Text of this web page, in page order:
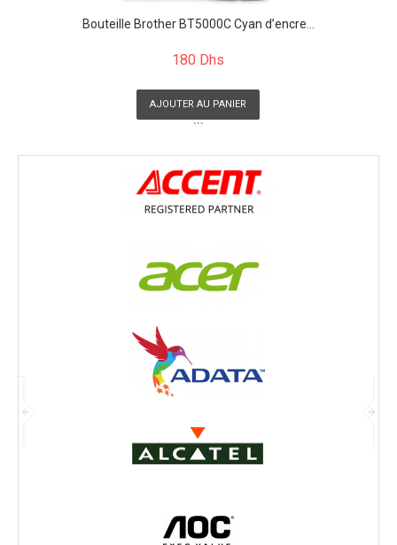
Bouteille Brother BT5000C Cyan d’encre...
180 Dhs
AJOUTER AU PANIER
```